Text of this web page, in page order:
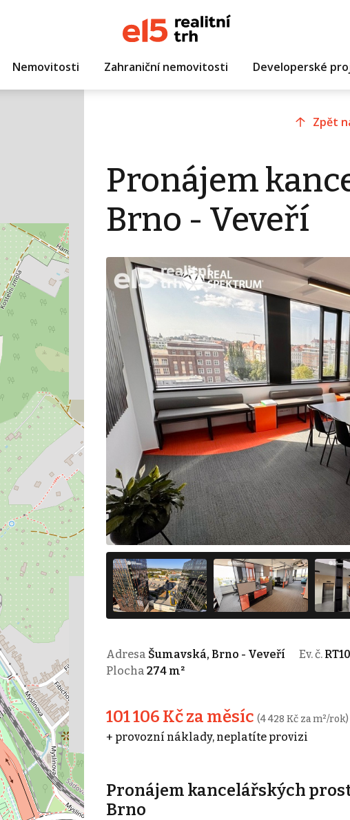
Nemovitosti Zahraniční nemovitosti Developerské
Zpět
Pronájem
Brno - Veveří
Adresa Šumavská, Brno - Veveří Ev. č.
Plocha 274 m²
101 106 Kč za měsíc (4 428 Kč za m²/rok)
+ provozní náklady, neplatíte provizi
Pronájem kancelářských
Brno